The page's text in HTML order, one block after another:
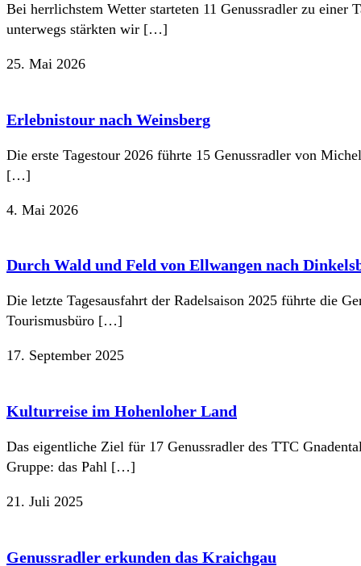
Bei herrlichstem Wetter starteten 11 Genussradler zu
unterwegs stärkten wir […]
25. Mai 2026
Erlebnistour nach Weinsberg
Die erste Tagestour 2026 führte 15 Genussradler von
[…]
4. Mai 2026
Durch Wald und Feld von Ellwangen nach
Die letzte Tagesausfahrt der Radelsaison 2025 führte die
Tourismusbüro […]
17. September 2025
Kulturreise im Hohenloher Land
Das eigentliche Ziel für 17 Genussradler des TTC
Gruppe: das Pahl […]
21. Juli 2025
Genussradler erkunden das Kraichgau